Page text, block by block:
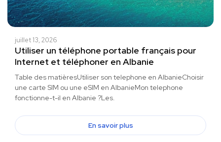
juillet 13, 2026
Utiliser un téléphone portable français pour
Internet et téléphoner en Albanie
Table des matièresUtiliser son telephone en AlbanieChoisir
une carte SIM ou une eSIM en AlbanieMon telephone
fonctionne-t-il en Albanie ?Les.
En savoir plus